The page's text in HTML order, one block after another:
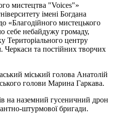
мистецтва "Voices"»
імені Богдана
«Благодійного мистецького
себе небайдужу громаду,
Територіального центру
Черкаси та постійних творчих
міський голова Анатолій
голови Марина Гаркава.
на наземний гусеничний дрон
штурмової бригади.